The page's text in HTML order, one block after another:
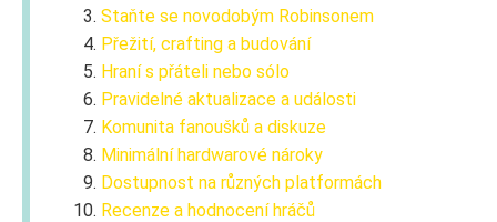
Staňte se novodobým Robinsonem
Přežití, crafting a budování
Hraní s přáteli nebo sólo
Pravidelné aktualizace a události
Komunita fanoušků a diskuze
Minimální hardwarové nároky
Dostupnost na různých platformách
Recenze a hodnocení hráčů